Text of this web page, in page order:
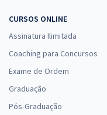
CURSOS ONLINE
Assinatura Ilimitada
Coaching para Concursos
Exame de Ordem
Graduação
Pós-Graduação